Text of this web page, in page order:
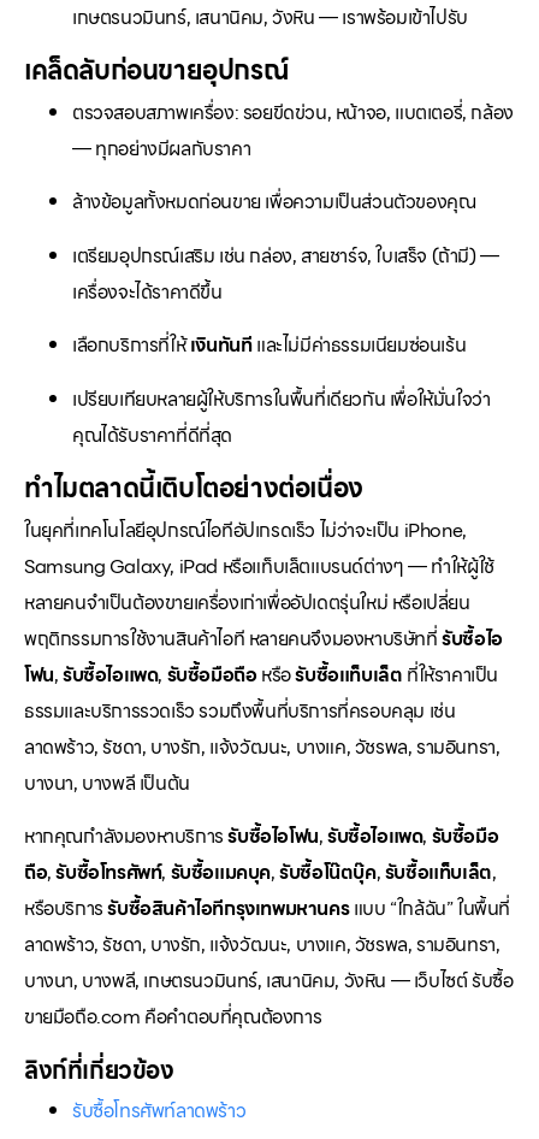
เกษตรนวมินทร์, เสนานิคม, วังหิน — เราพร้อมเข้าไปรับ
เคล็ดลับก่อนขายอุปกรณ์
ตรวจสอบสภาพเครื่อง: รอยขีดข่วน, หน้าจอ, แบตเตอรี่, กล้อง
— ทุกอย่างมีผลกับราคา
ล้างข้อมูลทั้งหมดก่อนขาย เพื่อความเป็นส่วนตัวของคุณ
เตรียมอุปกรณ์เสริม เช่น กล่อง, สายชาร์จ, ใบเสร็จ (ถ้ามี) —
เครื่องจะได้ราคาดีขึ้น
เลือกบริการที่ให้เงินทันทีและไม่มีค่าธรรมเนียมซ่อนเร้น
เปรียบเทียบหลายผู้ให้บริการในพื้นที่เดียวกัน เพื่อให้มั่นใจว่า
คุณได้รับราคาที่ดีที่สุด
ทำไมตลาดนี้เติบโตอย่างต่อเนื่อง
ในยุคที่เทคโนโลยีอุปกรณ์ไอทีอัปเกรดเร็ว ไม่ว่าจะเป็น iPhone,
Samsung Galaxy, iPad หรือแท็บเล็ตแบรนด์ต่างๆ — ทำให้ผู้ใช้
หลายคนจำเป็นต้องขายเครื่องเก่าเพื่ออัปเดตรุ่นใหม่ หรือเปลี่ยน
พฤติกรรมการใช้งานสินค้าไอที หลายคนจึงมองหาบริษัทที่รับซื้อไอ
โฟน,รับซื้อไอแพด, รับซื้อมือถือหรือรับซื้อแท็บเล็ต ที่ให้ราคาเป็น
ธรรมและบริการรวดเร็ว รวมถึงพื้นที่บริการที่ครอบคลุม เช่น
ลาดพร้าว, รัชดา, บางรัก, แจ้งวัฒนะ, บางแค, วัชรพล, รามอินทรา,
บางนา, บางพลี เป็นต้น
หากคุณกำลังมองหาบริการรับซื้อไอโฟน,รับซื้อไอแพด, รับซื้อมือ
ถือ,รับซื้อโทรศัพท์, รับซื้อแมคบุค,รับซื้อโน๊ตบุ๊ค,รับซื้อแท็บเล็ต,
หรือบริการรับซื้อสินค้าไอทีกรุงเทพมหานครแบบ “ใกล้ฉัน” ในพื้นที่
ลาดพร้าว, รัชดา, บางรัก, แจ้งวัฒนะ, บางแค, วัชรพล, รามอินทรา,
บางนา, บางพลี, เกษตรนวมินทร์, เสนานิคม, วังหิน — เว็บไซต์ รับซื้อ
ขายมือถือ.com คือคำตอบที่คุณต้องการ
ลิงก์ที่เกี่ยวข้อง
รับซื้อโทรศัพท์ลาดพร้าว